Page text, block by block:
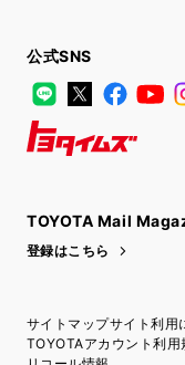
公式SNS
LINE
X
TOYOTA Mail
登録はこちら
サイトマップサイト利用
TOYOTAアカウント利用